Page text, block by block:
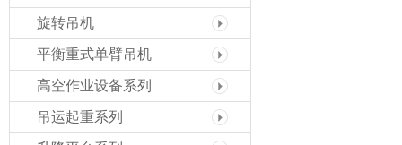
旋转吊机
平衡重式单臂吊机
高空作业设备系列
吊运起重系列